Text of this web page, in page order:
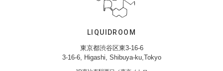
LIQUIDROOM
東京都渋谷区東3-16-6
3-16-6, Higashi, Shibuya-ku,Tokyo